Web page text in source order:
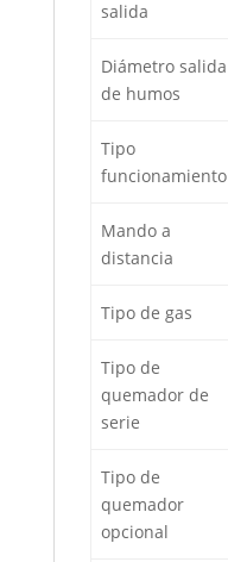
salida
Diámetro salida
de humos
Tipo
funcionamiento
Mando a
distancia
Tipo de gas
Tipo de
quemador de
serie
Tipo de
quemador
opcional